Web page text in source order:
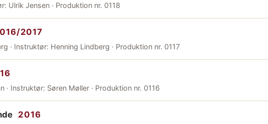
Ulrik Jensen · Produktion nr. 0118
2017
· Instruktør: Henning Lindberg · Produktion nr. 0117
· Instruktør: Søren Møller · Produktion nr. 0116
2016